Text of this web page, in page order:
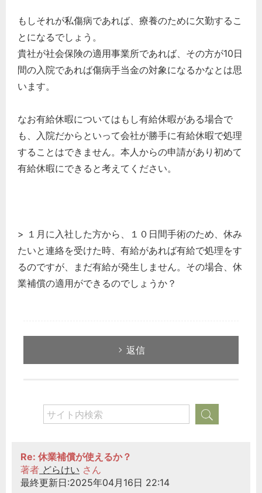
もしそれが私傷病であれば、療養のために欠勤するこ
とになるでしょう。
貴社が社会保険の適用事業所であれば、その方が10日
間の入院であれば傷病手当金の対象になるかなとは思
います。
なお有給休暇についてはもし有給休暇がある場合で
も、入院だからといって会社が勝手に有給休暇で処理
することはできません。本人からの申請があり初めて
有給休暇にできると考えてください。
> １月に入社した方から、１０日間手術のため、休み
たいと連絡を受けた時、有給があれば有給で処理をす
るのですが、まだ有給が発生しません。その場合、休
業補償の適用ができるのでしょうか？
返信
Re: 休業補償が使えるか？
著者 どらけい さん
最終更新日:2025年04月16日 22:14